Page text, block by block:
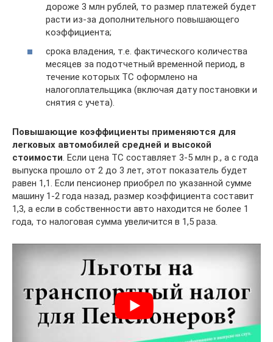
дороже 3 млн рублей, то размер платежей будет
расти из-за дополнительного повышающего
коэффициента;
срока владения, т.е. фактического количества
месяцев за подотчетный временной период, в
течение которых ТС оформлено на
налогоплательщика (включая дату постановки и
снятия с учета).
Повышающие коэффициенты применяются для
легковых автомобилей средней и высокой
стоимости. Если цена ТС составляет 3-5 млн р., а с года
выпуска прошло от 2 до 3 лет, этот показатель будет
равен 1,1. Если пенсионер приобрел по указанной сумме
машину 1-2 года назад, размер коэффициента составит
1,3, а если в собственности авто находится не более 1
года, то налоговая сумма увеличится в 1,5 раза.